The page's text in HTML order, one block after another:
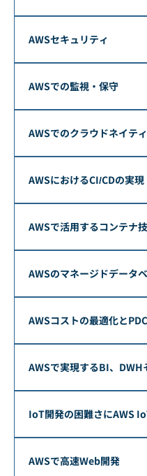
AWSセキュリティ
AWSでの監視・保守
AWSでのクラウドネイテ
AWSにおけるCI/CDの実現
AWSで活用するコンテナ
AWSのマネージドデータ
AWSコストの最適化と
AWSで実現するBI、DWH
IoT開発の困難さにAWS
AWSで高速Web開発